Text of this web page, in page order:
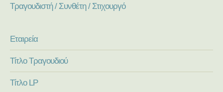
Τραγουδιστή / Συνθέτη / Στιχουργό
Εταιρεία
Τίτλο Τραγουδιού
Τίτλο LP